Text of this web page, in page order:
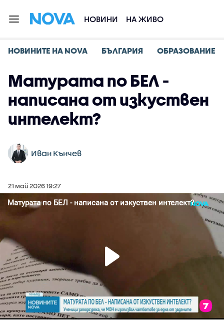
НОВИНИ НА ЖИВО
НОВИНИТЕ НА NOVA БЪЛГАРИЯ ОБРАЗОВАНИЕ
Матурата по БЕЛ -
написана от изкуствен
интелект?
Иван Кънчев
21 май 2026 19:27